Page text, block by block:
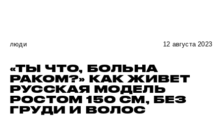
люди 12 августа 2023
«ТЫ ЧТО, БОЛЬНА
РАКОМ?» КАК ЖИВЕТ
РУССКАЯ МОДЕЛЬ
РОСТОМ 150 СМ, БЕЗ
ГРУДИ И ВОЛОС